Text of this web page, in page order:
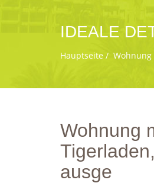
IDEALE
Hauptseite
Wohnung
ausge